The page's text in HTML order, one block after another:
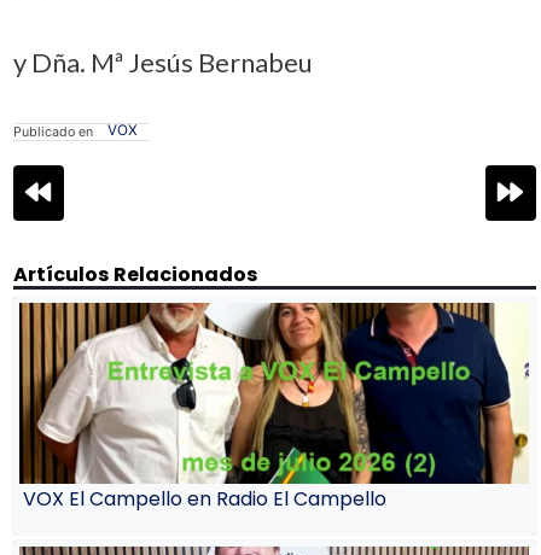
y Dña. Mª Jesús Bernabeu
Publicado en VOX
Navegación
de
entradas
Artículos Relacionados
VOX El Campello en Radio El Campello